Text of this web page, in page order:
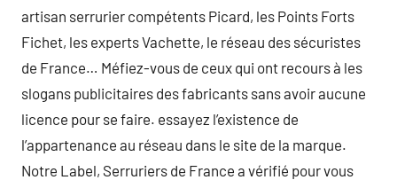
artisan serrurier compétents Picard, les Points Forts
Fichet, les experts Vachette, le réseau des sécuristes
de France… Méfiez-vous de ceux qui ont recours à les
slogans publicitaires des fabricants sans avoir aucune
licence pour se faire. essayez l’existence de
l’appartenance au réseau dans le site de la marque.
Notre Label, Serruriers de France a vérifié pour vous